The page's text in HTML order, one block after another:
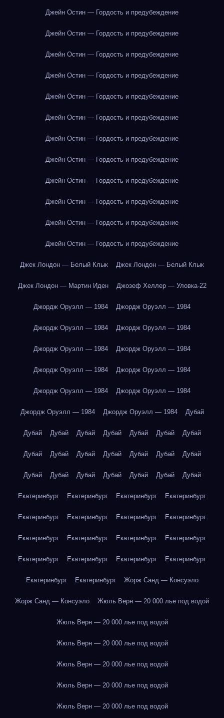
Джейн Остин — Гордость и предубеждение
Джейн Остин — Гордость и предубеждение
Джейн Остин — Гордость и предубеждение
Джейн Остин — Гордость и предубеждение
Джейн Остин — Гордость и предубеждение
Джейн Остин — Гордость и предубеждение
Джейн Остин — Гордость и предубеждение
Джейн Остин — Гордость и предубеждение
Джейн Остин — Гордость и предубеждение
Джейн Остин — Гордость и предубеждение
Джейн Остин — Гордость и предубеждение
Джейн Остин — Гордость и предубеждение
Джек Лондон — Белый Клык Джек Лондон — Белый Клык
Джек Лондон — Мартин Иден Джозеф Хеллер — Уловка-22
Джордж Оруэлл — 1984 Джордж Оруэлл — 1984
Джордж Оруэлл — 1984 Джордж Оруэлл — 1984
Джордж Оруэлл — 1984 Джордж Оруэлл — 1984
Джордж Оруэлл — 1984 Джордж Оруэлл — 1984
Джордж Оруэлл — 1984 Джордж Оруэлл — 1984
Джордж Оруэлл — 1984 Джордж Оруэлл — 1984 Дубай
Дубай Дубай Дубай Дубай Дубай Дубай Дубай
Дубай Дубай Дубай Дубай Дубай Дубай Дубай
Дубай Дубай Дубай Дубай Дубай Дубай Дубай
Екатеринбург Екатеринбург Екатеринбург Екатеринбург
Екатеринбург Екатеринбург Екатеринбург Екатеринбург
Екатеринбург Екатеринбург Екатеринбург Екатеринбург
Екатеринбург Екатеринбург Екатеринбург Екатеринбург
Екатеринбург Екатеринбург Жорж Санд — Консуэло
Жорж Санд — Консуэло Жюль Верн — 20 000 лье под водой
Жюль Верн — 20 000 лье под водой
Жюль Верн — 20 000 лье под водой
Жюль Верн — 20 000 лье под водой
Жюль Верн — 20 000 лье под водой
Жюль Верн — 20 000 лье под водой